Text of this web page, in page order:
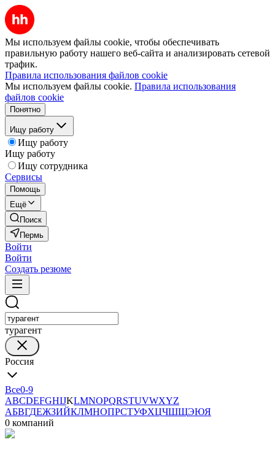
Мы используем файлы cookie, чтобы обеспечивать
правильную работу нашего веб-сайта и анализировать сетевой
трафик.
Правила использования файлов cookie
Мы используем файлы cookie. Правила использования
файлов cookie
Понятно
Ищу работу
Ищу работу
Ищу работу
Ищу сотрудника
Сервисы
Помощь
Ещё
Поиск
Пермь
Войти
Войти
Создать резюме
турагент
Россия
Все0-9
ABCDEFGHIJKLMNOPQRSTUVWXYZ
АБВГДЕЖЗИЙКЛМНОПРСТУФХЦЧШЩЭЮЯ
0 компаний